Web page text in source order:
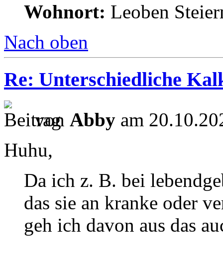
Wohnort: Leoben
Nach oben
Re: Unterschiedliche
von Abby am
Huhu,
Da ich z. B. bei
das sie an kranke oder
geh ich davon aus das